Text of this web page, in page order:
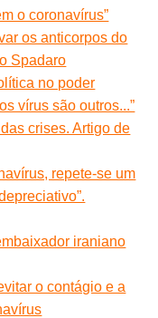
o coronavírus”
os anticorpos do
Spadaro
no poder
vírus são outros...”
crises. Artigo de
repete-se um
iraniano
o contágio e a